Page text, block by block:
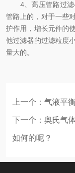
4、高压管路过滤
管路上的，对于一些
护作用，增长元件的
他过滤器的过滤粒度
量大的。
上一个： 气液平
下一个： 奥氏气
如何的呢？